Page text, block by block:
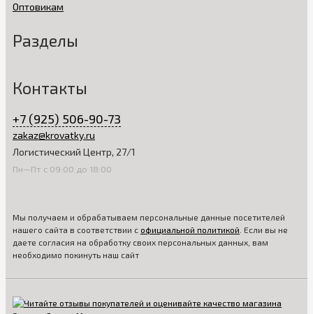
Оптовикам
Разделы
Контакты
+7 (925) 506-90-73
zakaz@krovatky.ru
Логистический Центр, 27/1
Пн—Пт с 09:00 до 18:00
Мы получаем и обрабатываем персональные данные посетителей
нашего сайта в соответствии с официальной политикой . Если вы не
даете согласия на обработку своих персональных данных, вам
необходимо покинуть наш сайт